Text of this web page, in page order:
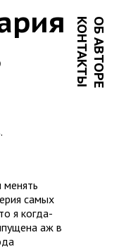
ОБ АВТОРЕ
КОНТАКТЫ
самых
я когда-
аж в